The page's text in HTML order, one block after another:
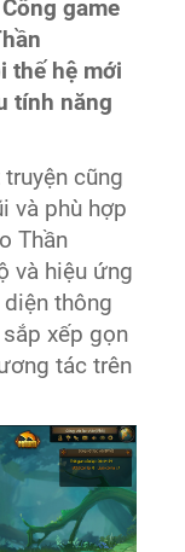
game
thế hệ mới
tính năng
cũng
và phù hợp
Thần
và hiệu ứng
thông
xếp gọn
tác trên